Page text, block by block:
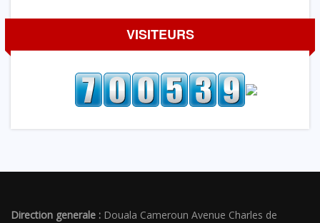
VISITEURS
Direction generale : Douala Cameroun Avenue Charles de